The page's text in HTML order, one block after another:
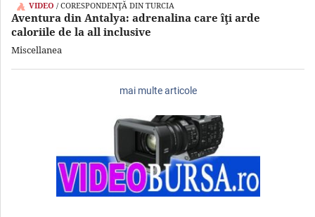
VIDEO / CORESPONDENŢĂ DIN TURCIA
Aventura din Antalya: adrenalina care îţi arde
caloriile de la all inclusive
Miscellanea
mai multe articole